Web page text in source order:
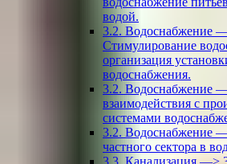
водой.
3.2. Водоснабжение
Стимулирование
организация
водоснабжения.
3.2. Водоснабжение
взаимодействия с
системами
3.2. Водоснабжение
частного сектора в